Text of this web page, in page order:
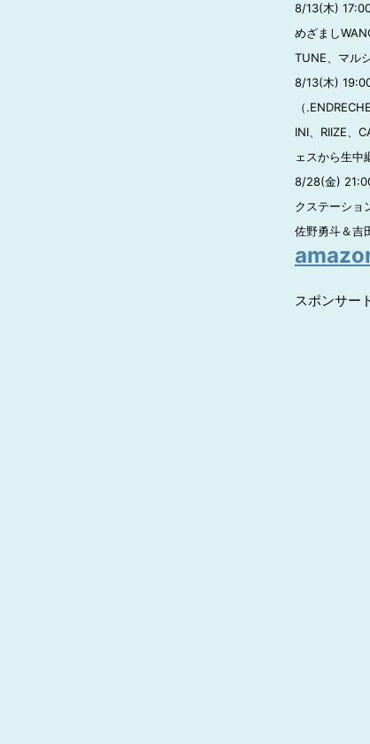
8/13(木)
めざまし
TUNE、マル
8/13(木)
（
INI、RIIZE、
ェスから生中
8/28(金)
クステーショ
佐野勇斗＆吉
スポンサー